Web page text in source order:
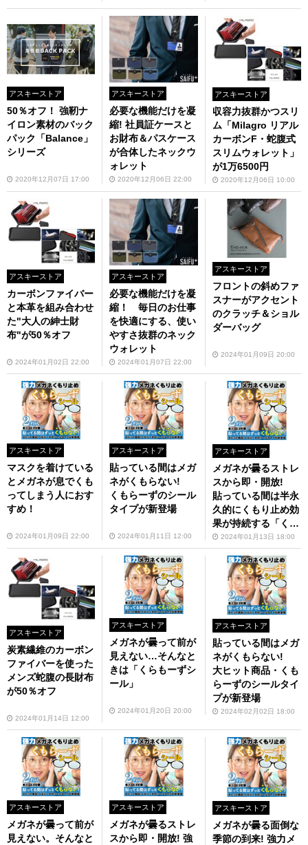
アスキーストア
50％オフ！ 強靭ナ
イロン素材のバック
パック「Balance」
シリーズ
2020年12月07日 17:00
アスキーストア
必要な機能だけを凝
縮! 社員証ケースと
お財布＆パスケース
が合体したネックウ
ォレット
2020年12月06日 22:00
アスキーストア
収容力抜群かつスリ
ム「Milagro リアル
カーボンF・蛇腹式
スリムウォレット」
が1万6500円
2020年12月06日 10:00
アスキーストア
カーボンファイバー
と本革を組み合わせ
た"大人の紳士財
布"が50％オフ
2024年01月02日 22:00
アスキーストア
必要な機能だけを凝
縮！ 毎日のお仕事
を快適にする、使い
やすさ抜群のネック
ウォレット
2024年01月07日 22:00
アスキーストア
フロントの斜めファ
スナーがアクセント
のクラッチ＆ショル
ダーバッグ
2024年01月09日 20:00
アスキーストア
マスクを着けている
とメガネが息でくも
ってしまう人におす
すめ！
2024年01月09日 22:00
アスキーストア
貼っている間はメガ
ネがくもらない!
くもらーずのシール
タイプが新登場
2024年01月11日 12:00
アスキーストア
メガネが曇るストレ
スから即・開放!
貼っている間は半永
久的にくもり止め効
果が持続する「くも
らーずシール」
2024年01月13日 18:00
アスキーストア
炭素繊維のカーボン
ファイバーを使った
メンズ蛇腹の長財布
が50％オフ
2024年01月14日 12:00
アスキーストア
メガネが曇って前が
見えない…そんなと
きは「くらもーずシ
ール」
2024年01月20日 20:00
アスキーストア
貼っている間はメガ
ネがくもらない!
大ヒット商品・くも
らーずのシールタイ
プが新登場
2024年02月02日 18:00
アスキーストア
メガネが曇って前が
見えない。そんなと
アスキーストア
メガネが曇るストレ
スから即・開放! 強
アスキーストア
メガネが曇る面倒な
季節の到来! 強力メ